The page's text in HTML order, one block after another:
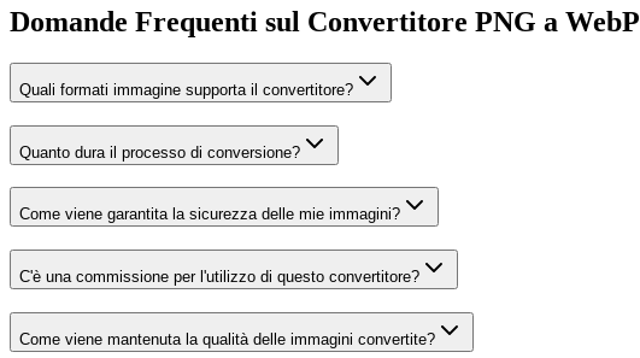
Domande Frequenti sul Convertitore PNG a WebP
Quali formati immagine supporta il convertitore?
Quanto dura il processo di conversione?
Come viene garantita la sicurezza delle mie immagini?
C'è una commissione per l'utilizzo di questo convertitore?
Come viene mantenuta la qualità delle immagini convertite?